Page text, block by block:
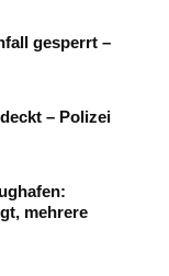
gesperrt –
– Polizei
mehrere